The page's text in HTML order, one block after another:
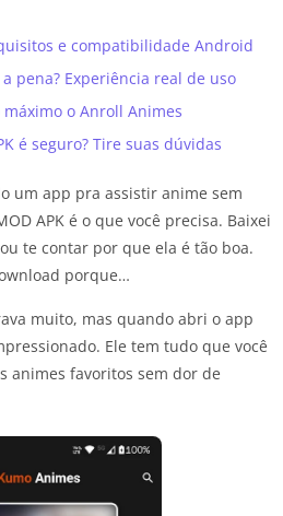
e compatibilidade Android
pena? Experiência real de uso
o Anroll Animes
é seguro? Tire suas dúvidas
um app pra assistir anime sem
APK é o que você precisa. Baixei
te contar por que ela é tão boa.
porque…
muito, mas quando abri o app
Ele tem tudo que você
animes favoritos sem dor de